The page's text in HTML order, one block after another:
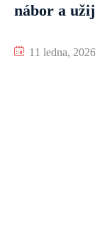
nábor a
11 ledna, 2026